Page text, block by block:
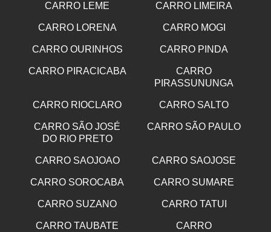
CARRO LEME CARRO LIMEIRA
CARRO LORENA CARRO MOGI
CARRO OURINHOS CARRO PINDA
CARRO PIRACICABA
CARRO
PIRASSUNUNGA
CARRO RIOCLARO CARRO SALTO
CARRO SÃO JOSÉ
DO RIO PRETO
CARRO SÃO PAULO
CARRO SAOJOAO CARRO SAOJOSE
CARRO SOROCABA CARRO SUMARE
CARRO SUZANO CARRO TATUI
CARRO TAUBATE
CARRO